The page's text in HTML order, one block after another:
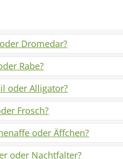
Dromedar?
Rabe?
oder Alligator?
Frosch?
oder Äffchen?
oder Nachtfalter?